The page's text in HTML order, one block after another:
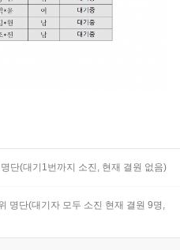
단(대기1번까지 소진, 현재 결원 없음)
명단(대기자 모두 소진 현재 결원 9명,